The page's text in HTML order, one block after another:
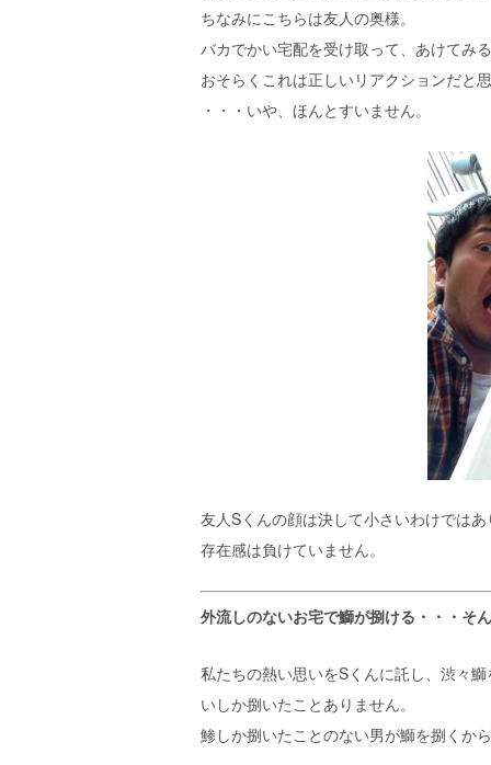
ちなみにこちらは友人の奥様。
バカでかい宅配を受け取って、あけてみ
おそらくこれは正しいリアクションだと
・・・いや、ほんとすいません。
友人Sくんの顔は決して小さいわけでは
存在感は負けていません。
外流しのないお宅で鰤が捌ける・・・そ
私たちの熱い思いをSくんに託し、渋々
いしか捌いたことありません。
鯵しか捌いたことのない男が鰤を捌くか